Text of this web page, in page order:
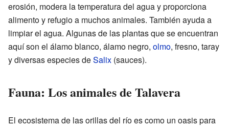
erosión, modera la temperatura del agua y proporciona
alimento y refugio a muchos animales. También ayuda a
limpiar el agua. Algunas de las plantas que se encuentran
aquí son el álamo blanco, álamo negro, olmo, fresno, taray
y diversas especies deSalix (sauces).
Fauna: Los animales de Talavera
El ecosistema de las orillas del río es como un oasis para